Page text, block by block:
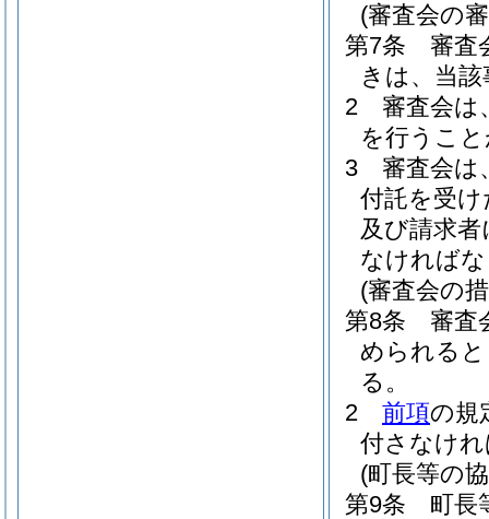
(審査会の
第7条
審査
きは、当
2
審査会は
を行うこ
3
審査会は
付託を受
及び請求
なければ
(審査会の
第8条
審査
められる
る。
2
前項の規
付さなけ
(町長等の
第9条
町長